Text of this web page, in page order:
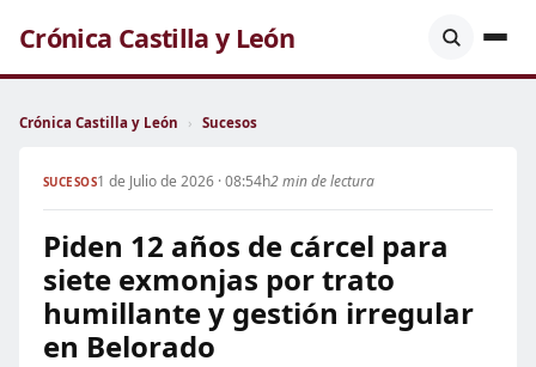
Crónica Castilla y León
Crónica Castilla y León › Sucesos
SUCESOS1 de Julio de 2026 · 08:54h2 min de lectura
Piden 12 años de cárcel para
siete exmonjas por trato
humillante y gestión irregular
en Belorado